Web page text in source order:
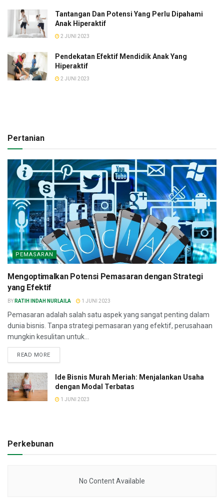
Tantangan Dan Potensi Yang Perlu Dipahami
Anak Hiperaktif
2 JUNI 2023
Pendekatan Efektif Mendidik Anak Yang
Hiperaktif
2 JUNI 2023
Pertanian
PEMASARAN
Mengoptimalkan Potensi Pemasaran dengan Strategi
yang Efektif
BY RATIH INDAH NURLAILA 1 JUNI 2023
Pemasaran adalah salah satu aspek yang sangat penting dalam
dunia bisnis. Tanpa strategi pemasaran yang efektif, perusahaan
mungkin kesulitan untuk...
READ MORE
Ide Bisnis Murah Meriah: Menjalankan Usaha
dengan Modal Terbatas
1 JUNI 2023
Perkebunan
No Content Available